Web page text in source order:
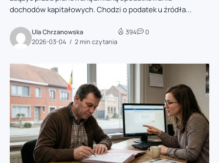
dochodów kapitałowych. Chodzi o podatek u źródła...
Ula Chrzanowska
2026-03-04
2 min czytania
394 0